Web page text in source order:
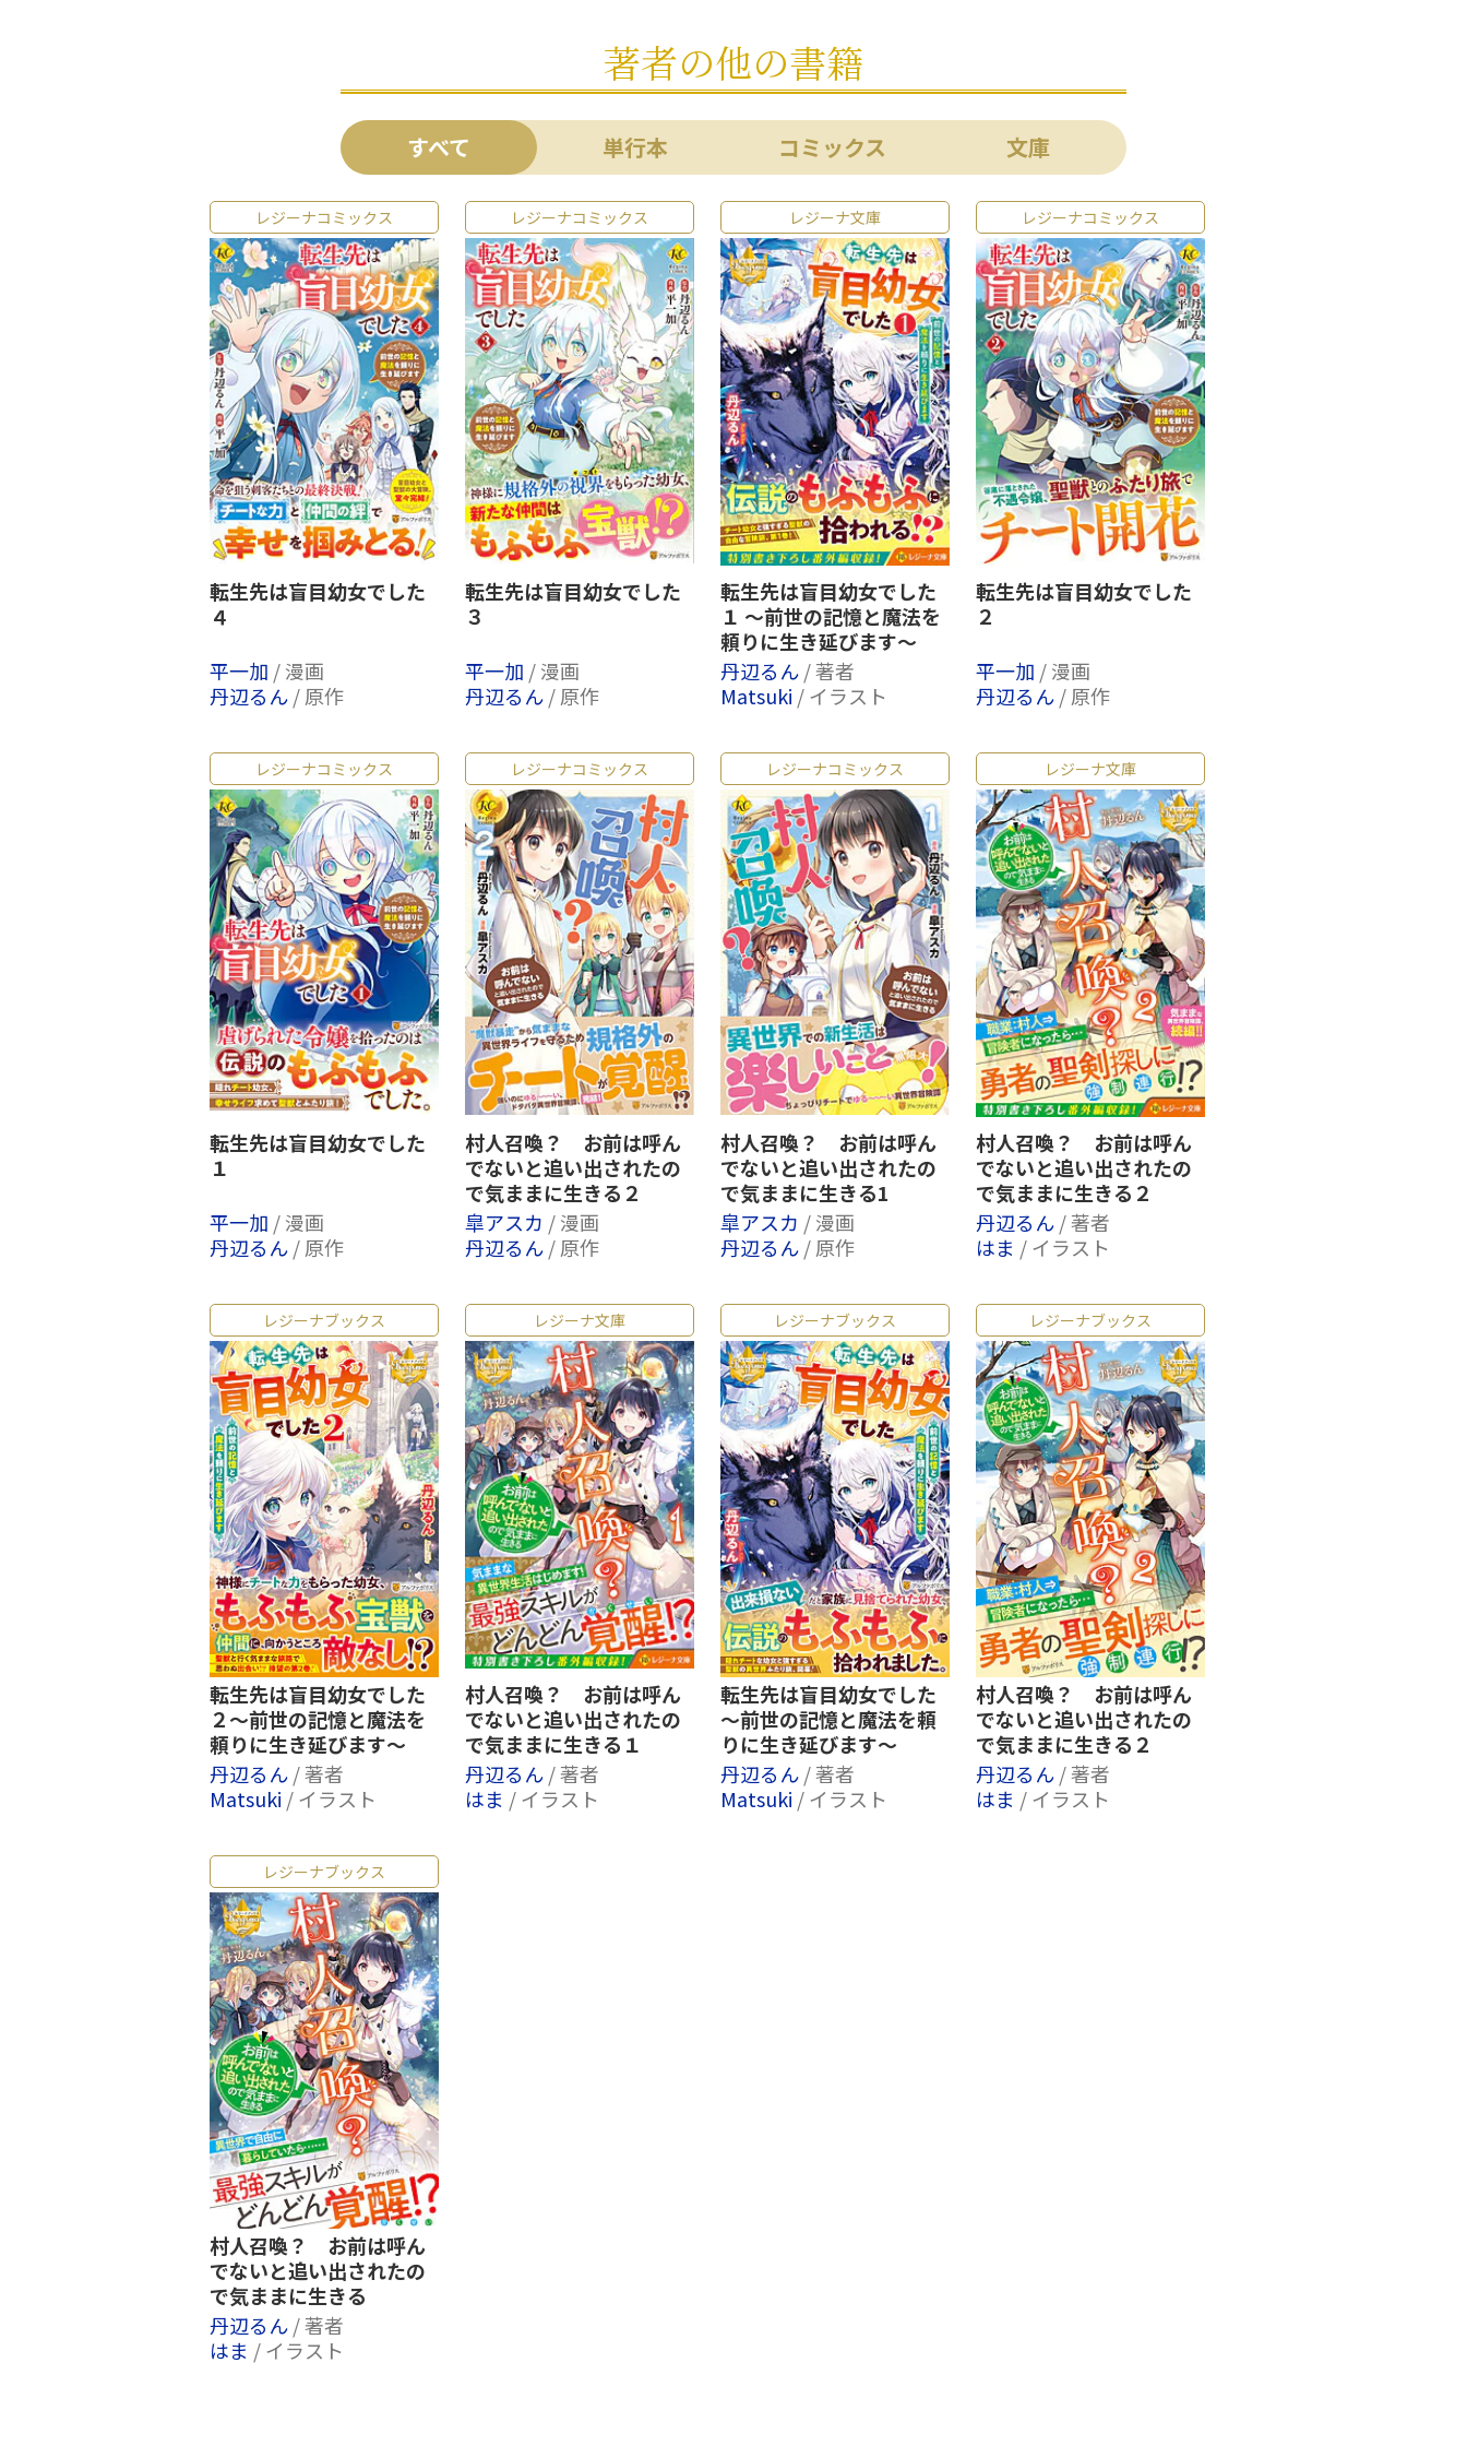
著者の他の書籍
すべて 単行本 コミックス 文庫
レジーナコミックス
転生先は盲目幼女でした
４
平一加 / 漫画
丹辺るん/ 原作
レジーナコミックス
転生先は盲目幼女でした
３
平一加 / 漫画
丹辺るん/ 原作
レジーナ文庫
転生先は盲目幼女でした
１ ～前世の記憶と魔法を
頼りに生き延びます～
丹辺るん/ 著者
Matsuki / イラスト
レジーナコミックス
転生先は盲目幼女でした
２
平一加 / 漫画
丹辺るん/ 原作
レジーナコミックス
転生先は盲目幼女でした
１
平一加 / 漫画
丹辺るん/ 原作
レジーナコミックス
村人召喚？ お前は呼ん
でないと追い出されたの
で気ままに生きる２
皐アスカ / 漫画
丹辺るん/ 原作
レジーナコミックス
村人召喚？ お前は呼ん
でないと追い出されたの
で気ままに生きる1
皐アスカ / 漫画
丹辺るん/ 原作
レジーナ文庫
村人召喚？ お前は呼ん
でないと追い出されたの
で気ままに生きる２
丹辺るん/ 著者
はま / イラスト
レジーナブックス
転生先は盲目幼女でした
２～前世の記憶と魔法を
頼りに生き延びます～
丹辺るん/ 著者
Matsuki / イラスト
レジーナ文庫
村人召喚？ お前は呼ん
でないと追い出されたの
で気ままに生きる１
丹辺るん/ 著者
はま / イラスト
レジーナブックス
転生先は盲目幼女でした
～前世の記憶と魔法を頼
りに生き延びます～
丹辺るん/ 著者
Matsuki / イラスト
レジーナブックス
村人召喚？ お前は呼ん
でないと追い出されたの
で気ままに生きる２
丹辺るん/ 著者
はま / イラスト
レジーナブックス
村人召喚？ お前は呼ん
でないと追い出されたの
で気ままに生きる
丹辺るん/ 著者
はま / イラスト